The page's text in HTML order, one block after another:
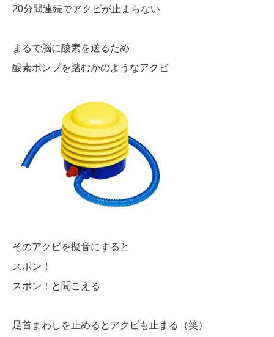
20分間連続でアクビが止まらない
まるで脳に酸素を送るため
酸素ポンプを踏むかのようなアクビ
そのアクビを擬音にすると
スポン！
スポン！と聞こえる
足首まわしを止めるとアクビも止まる（笑）